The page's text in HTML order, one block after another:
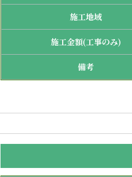
施工地域
施工金額(工事のみ)
備考